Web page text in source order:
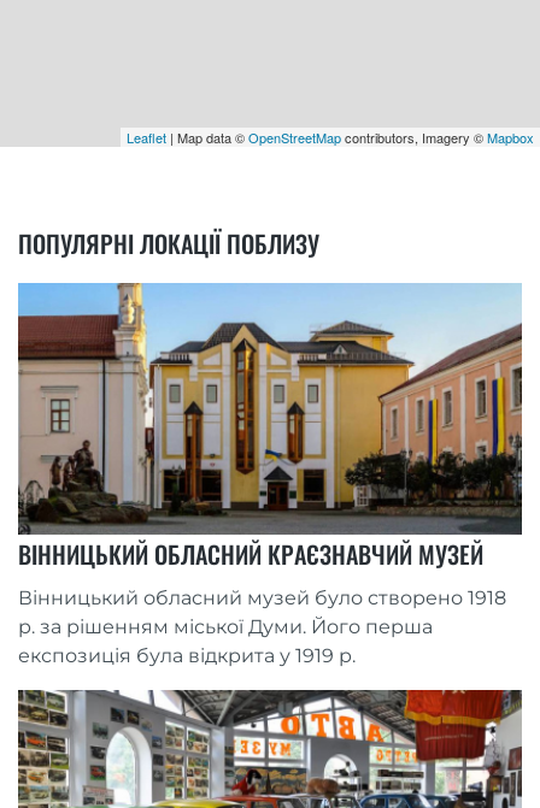
Leaflet | Map data ©OpenStreetMapcontributors, Imagery ©Mapbox
ПОПУЛЯРНІ ЛОКАЦІЇ ПОБЛИЗУ
ВІННИЦЬКИЙ ОБЛАСНИЙ КРАЄЗНАВЧИЙ МУЗЕЙ
Вінницький обласний музей було створено 1918
р. за рішенням міської Думи. Його перша
експозиція була відкрита у 1919 р.